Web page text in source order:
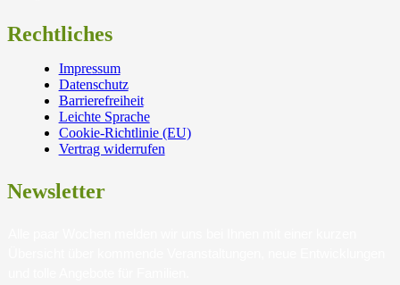
Rechtliches
Impressum
Datenschutz
Barrierefreiheit
Leichte Sprache
Cookie-Richtlinie (EU)
Vertrag widerrufen
Newsletter